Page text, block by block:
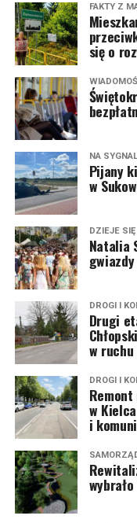
FAKTY Z
się o
NA
Pijany
w
DZIEJE SIĘ
Natalia
DROGI I
Drugi
w ruchu
DROGI I
w
i